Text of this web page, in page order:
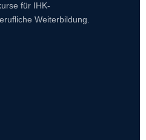
für IHK-
Weiterbildung.